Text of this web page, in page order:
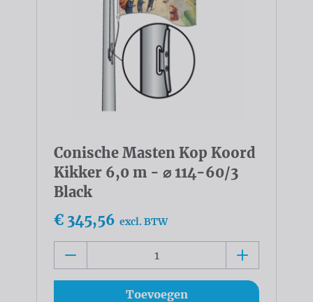
Conische Masten Kop Koord
Kikker 6,0 m - ⌀ 114-60/3
Black
€ 345,56 excl. BTW
Toevoegen